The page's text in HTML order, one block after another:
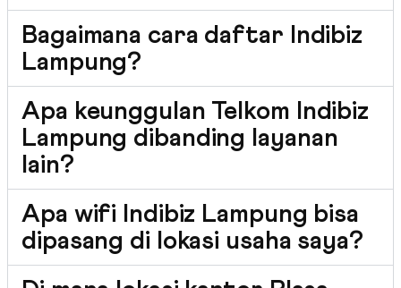
Bagaimana cara daftar Indibiz
Lampung?
Apa keunggulan Telkom Indibiz
Lampung dibanding layanan
lain?
Apa wifi Indibiz Lampung bisa
dipasang di lokasi usaha saya?